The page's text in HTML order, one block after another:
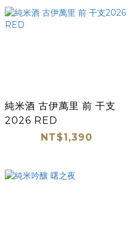
純米酒 古伊萬里 前 干支
2026 RED
NT$1,390